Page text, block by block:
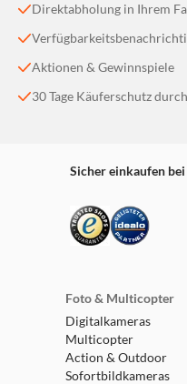
Direktabholung in Ihrem
Aktionen & Gewinnspiele
30 Tage Käuferschutz
Sicher einkaufen
Foto & Multicopter
Digitalkameras
Multicopter
Action & Outdoor
Sofortbildkameras